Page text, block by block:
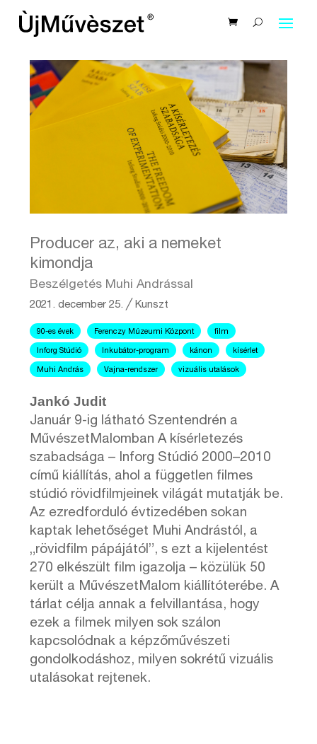
Producer az, aki a nemeket
kimondja
Beszélgetés Muhi Andrással
2021. december 25. ╱ Kunszt
90-es évek Ferenczy Múzeumi Központ film
Inforg Stúdió Inkubátor-program kánon kísérlet
Muhi András Vajna-rendszer vizuális utalások
Jankó Judit
Január 9-ig látható Szentendrén a
MűvészetMalomban A kísérletezés
szabadsága – Inforg Stúdió 2000–2010
című kiállítás, ahol a független filmes
stúdió rövidfilmjeinek világát mutatják be.
Az ezredforduló évtizedében sokan
kaptak lehetőséget Muhi Andrástól, a
„rövidfilm pápájától”, s ezt a kijelentést
270 elkészült film igazolja – közülük 50
került a MűvészetMalom kiállítóterébe. A
tárlat célja annak a felvillantása, hogy
ezek a filmek milyen sok szálon
kapcsolódnak a képzőművészeti
gondolkodáshoz, milyen sokrétű vizuális
utalásokat rejtenek.